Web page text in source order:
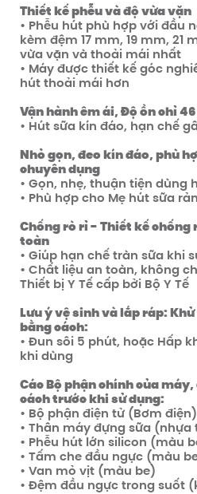
Thiết kế phễu và độ vừa vặn
• Phễu hút phù hợp với đầu
kèm đệm 17 mm, 19 mm, 21
vừa vặn và thoải mái nhất
• Máy được thiết kế góc
hút thoải mái hơn
Vận hành êm ái, Độ ồn chỉ
• Hút sữa kín đáo, hạn chế
Nhỏ gọn, đeo kín đáo, phù
chuyên dụng
• Gọn, nhẹ, thuận tiện dùng
• Phù hợp cho Mẹ hút sữa
Chống rò rỉ - Thiết kế chống
toàn
• Giúp hạn chế tràn sữa khi
• Chất liệu an toàn, không
Thiết bị Y Tế cấp bởi Bộ Y Tế
Lưu ý vệ sinh và lắp ráp:
bằng cách:
• Đun sôi 5 phút, hoặc Hấp
khi dùng
Các Bộ phận chính của
cách trước khi sử dụng:
• Bộ phận điện tử (Bơm điện)
• Thân máy đựng sữa
• Phễu hút lớn silicon (màu
• Tấm che đầu ngực (màu
• Van mỏ vịt (màu be)
• Đệm đầu ngực trong suốt